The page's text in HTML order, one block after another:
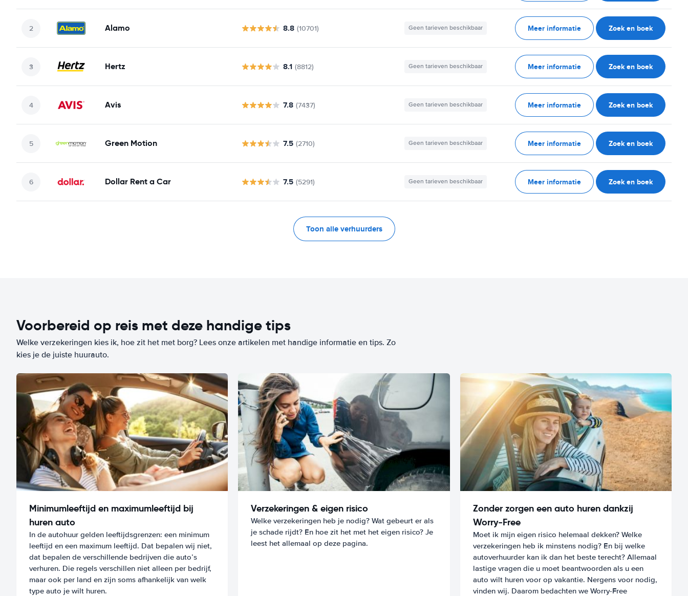
Alamo 8.8 (10701) Geen tarieven beschikbaar Meer informatie Zoek en boek
Hertz 8.1 (8812) Geen tarieven beschikbaar Meer informatie Zoek en boek
Avis 7.8 (7437) Geen tarieven beschikbaar Meer informatie Zoek en boek
Green Motion 7.5 (2710) Geen tarieven beschikbaar Meer informatie Zoek en boek
Dollar Rent a Car 7.5 (5291) Geen tarieven beschikbaar Meer informatie Zoek en boek
Toon alle verhuurders
Voorbereid op reis met deze handige tips
Welke verzekeringen kies ik, hoe zit het met borg? Lees onze artikelen met handige informatie en tips. Zo
kies je de juiste huurauto.
Minimumleeftijd en maximumleeftijd bij
huren auto
In de autohuur gelden leeftijdsgrenzen: een minimum
leeftijd en een maximum leeftijd. Dat bepalen wij niet,
dat bepalen de verschillende bedrijven die auto’s
verhuren. Die regels verschillen niet alleen per bedrijf,
maar ook per land en zijn soms afhankelijk van welk
type auto je wilt huren.
Verzekeringen & eigen risico
Welke verzekeringen heb je nodig? Wat gebeurt er als
je schade rijdt? En hoe zit het met het eigen risico? Je
leest het allemaal op deze pagina.
Zonder zorgen een auto huren dankzij
Worry-Free
Moet ik mijn eigen risico helemaal dekken? Welke
verzekeringen heb ik minstens nodig? En bij welke
autoverhuurder kan ik dan het beste terecht? Allemaal
lastige vragen die u moet beantwoorden als u een
auto wilt huren voor op vakantie. Nergens voor nodig,
vinden wij. Daarom bedachten we Worry-Free